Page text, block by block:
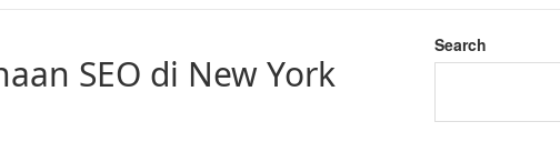
SEO di New York
Search